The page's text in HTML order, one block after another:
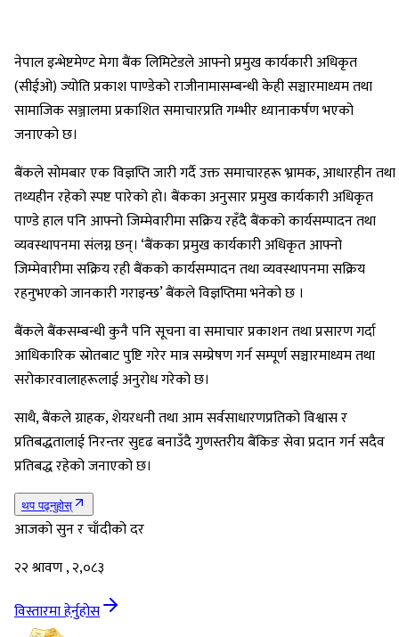
नेपाल इन्भेष्टमेण्ट मेगा बैंक लिमिटेडले आफ्नो प्रमुख कार्यकारी अधिकृत
(सीईओ) ज्योति प्रकाश पाण्डेको राजीनामासम्बन्धी केही सञ्चारमाध्यम तथा
सामाजिक सञ्जालमा प्रकाशित समाचारप्रति गम्भीर ध्यानाकर्षण भएको
जनाएको छ।
बैंकले सोमबार एक विज्ञप्ति जारी गर्दै उक्त समाचारहरू भ्रामक, आधारहीन तथा
तथ्यहीन रहेको स्पष्ट पारेको हो। बैंकका अनुसार प्रमुख कार्यकारी अधिकृत
पाण्डे हाल पनि आफ्नो जिम्मेवारीमा सक्रिय रहँदै बैंकको कार्यसम्पादन तथा
व्यवस्थापनमा संलग्न छन्। ‘बैंकका प्रमुख कार्यकारी अधिकृत आफ्नो
जिम्मेवारीमा सक्रिय रही बैंकको कार्यसम्पादन तथा व्यवस्थापनमा सक्रिय
रहनुभएको जानकारी गराइन्छ’ बैंकले विज्ञप्तिमा भनेको छ ।
बैंकले बैंकसम्बन्धी कुनै पनि सूचना वा समाचार प्रकाशन तथा प्रसारण गर्दा
आधिकारिक स्रोतबाट पुष्टि गरेर मात्र सम्प्रेषण गर्न सम्पूर्ण सञ्चारमाध्यम तथा
सरोकारवालाहरूलाई अनुरोध गरेको छ।
साथै, बैंकले ग्राहक, शेयरधनी तथा आम सर्वसाधारणप्रतिको विश्वास र
प्रतिबद्धतालाई निरन्तर सुदृढ बनाउँदै गुणस्तरीय बैंकिङ सेवा प्रदान गर्न सदैव
प्रतिबद्ध रहेको जनाएको छ।
थप पढ्नुहोस्
आजको सुन र चाँदीको दर
२२ श्रावण , २,०८३
विस्तारमा हेर्नुहोस